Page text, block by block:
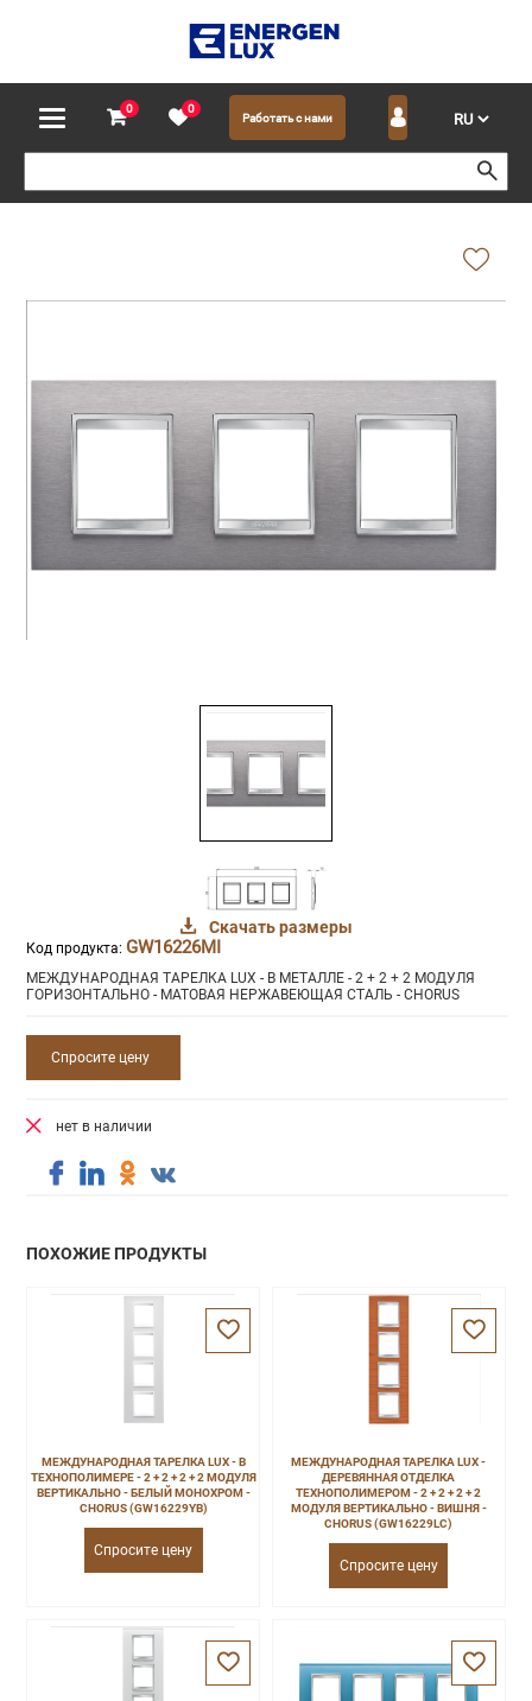
0 0
Работать с нами
Скачать размеры
Код продукта: GW16226MI
МЕЖДУНАРОДНАЯ ТАРЕЛКА LUX - В МЕТАЛЛЕ - 2 + 2 + 2 МОДУЛЯ
ГОРИЗОНТАЛЬНО - МАТОВАЯ НЕРЖАВЕЮЩАЯ СТАЛЬ - CHORUS
Спросите цену
нет в наличии
ПОХОЖИЕ ПРОДУКТЫ
МЕЖДУНАРОДНАЯ ТАРЕЛКА LUX - В
ТЕХНОПОЛИМЕРЕ - 2 + 2 + 2 + 2 МОДУЛЯ
ВЕРТИКАЛЬНО - БЕЛЫЙ МОНОХРОМ -
CHORUS (GW16229YB)
Спросите цену
МЕЖДУНАРОДНАЯ ТАРЕЛКА LUX -
ДЕРЕВЯННАЯ ОТДЕЛКА
ТЕХНОПОЛИМЕРОМ - 2 + 2 + 2 + 2
МОДУЛЯ ВЕРТИКАЛЬНО - ВИШНЯ -
CHORUS (GW16229LC)
Спросите цену